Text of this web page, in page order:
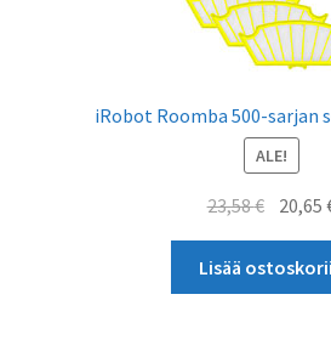
iRobot Roomba 500-sarjan
ALE!
23,58€
oli:
23,58 €.
20,65
Lisää